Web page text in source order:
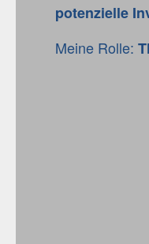
potenzielle
Meine Rolle: